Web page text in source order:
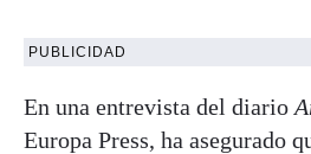
PUBLICIDAD
En una entrevista del diario
Europa Press, ha asegurado